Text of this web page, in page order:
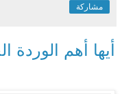
مشاركة
أيها أهم الوردة